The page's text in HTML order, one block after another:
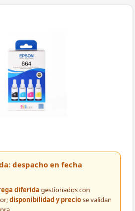
despacho en fecha
diferida gestionados con
disponibilidad y preciose validan